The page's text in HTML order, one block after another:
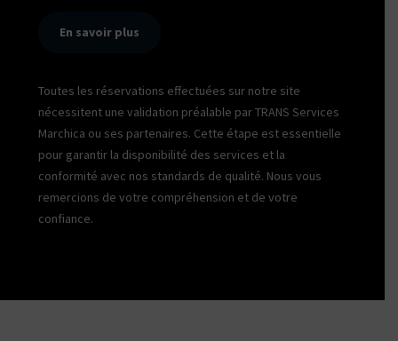
En savoir plus
Toutes les réservations effectuées sur notre site
nécessitent une validation préalable par TRANS Services
Marchica ou ses partenaires. Cette étape est essentielle
pour garantir la disponibilité des services et la
conformité avec nos standards de qualité. Nous vous
remercions de votre compréhension et de votre
confiance.